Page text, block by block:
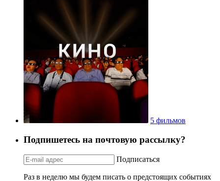
5 фильмов
Подпишетесь на почтовую рассылку?
Подписаться
Раз в неделю мы будем писать о предстоящих событиях